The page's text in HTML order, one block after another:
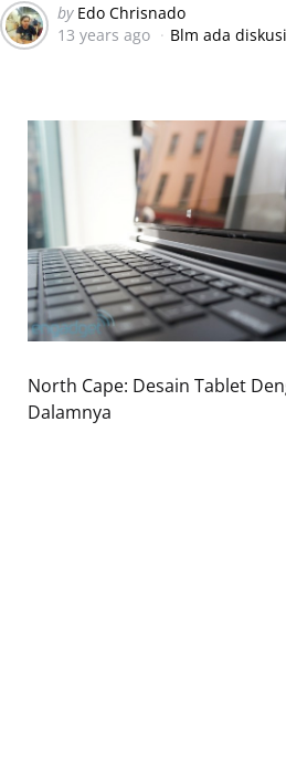
Posted
by
by Edo Chrisnado
13 years ago
Blm ada diskusi
North Cape: Desain Tablet
Dalamnya